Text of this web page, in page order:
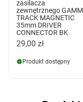
zasilacza
zewnętrznego
TRACK MAGNETIC
35mm DRIVER
CONNECTOR BK
29,00 zł
Produkt dostępny